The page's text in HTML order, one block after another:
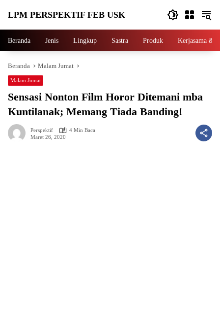
LPM PERSPEKTIF FEB USK
Beranda Jenis Lingkup Sastra Produk Kerjasama &
Beranda Malam Jumat
Malam Jumat
Sensasi Nonton Film Horor Ditemani mba
Kuntilanak; Memang Tiada Banding!
Perspektif
4 Min Baca
Maret 26, 2020